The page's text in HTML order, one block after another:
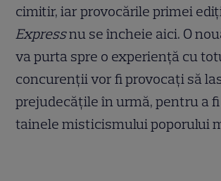
cimitir, iar provocările primei
Expressnu se încheie aici. O
va purta spre o experiență cu
concurenții vor fi provocați să
prejudecățile în urmă, pentru a
tainele misticismului poporului